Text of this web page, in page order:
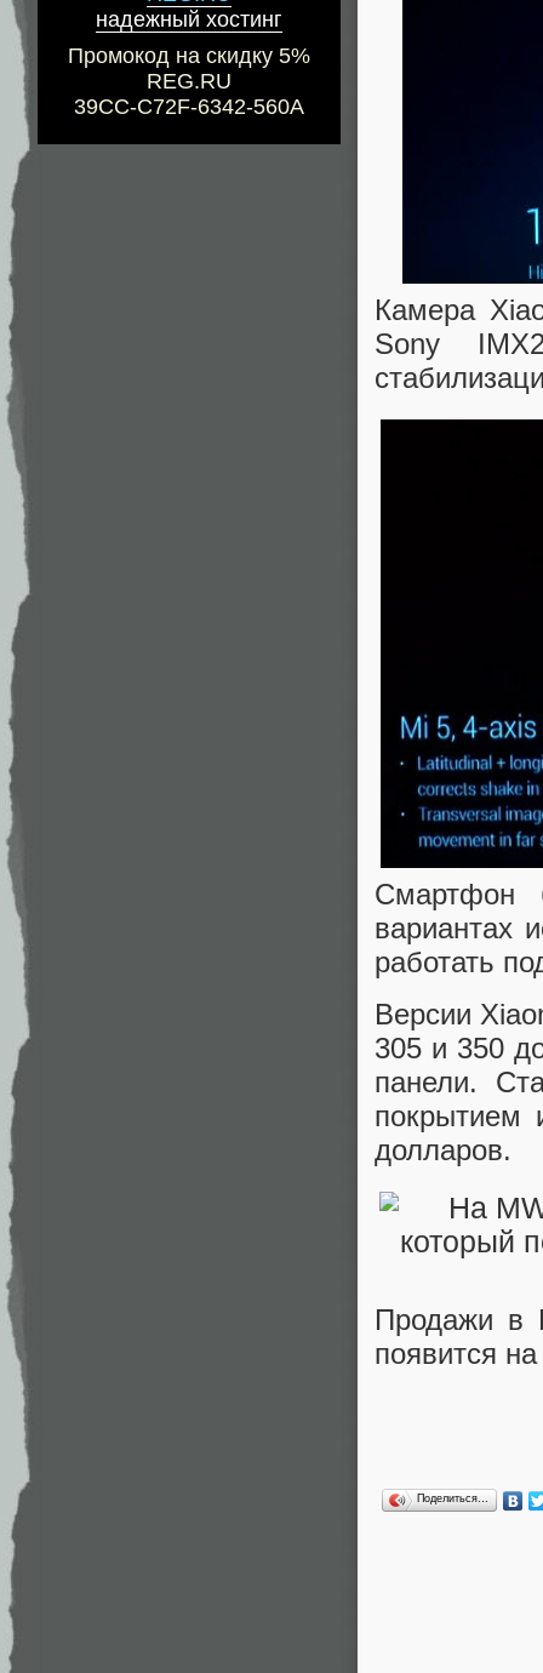
надежный хостинг
Промокод на скидку 5%
REG.RU
39CC-C72F-6342-560A
Камера
Sony
Смартфон
вариантах
работать
Версии
305 и 350
панели.
покрытием
долларов.
Продажи в
появится
Поделиться…